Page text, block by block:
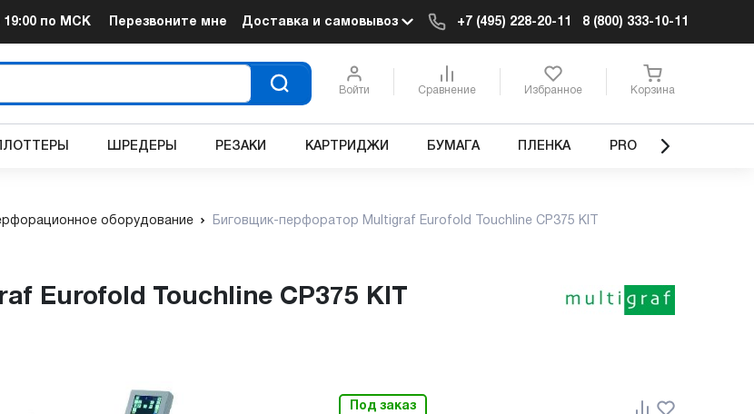
19:00 по МСК Перезвоните мне Доставка и самовывоз +7 (495) 228-20-11 8 (800) 333-10-11
Войти Сравнение Избранное Корзина
ПЛОТТЕРЫ ШРЕДЕРЫ РЕЗАКИ КАРТРИДЖИ БУМАГА ПЛЕНКА PRO
оборудование Биговщик-перфоратор Multigraf Eurofold Touchline CP375 KIT
Eurofold Touchline CP375 KIT
Под заказ